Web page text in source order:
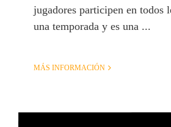
jugadores participen en todos
una temporada y es una ...
MÁS INFORMACIÓN